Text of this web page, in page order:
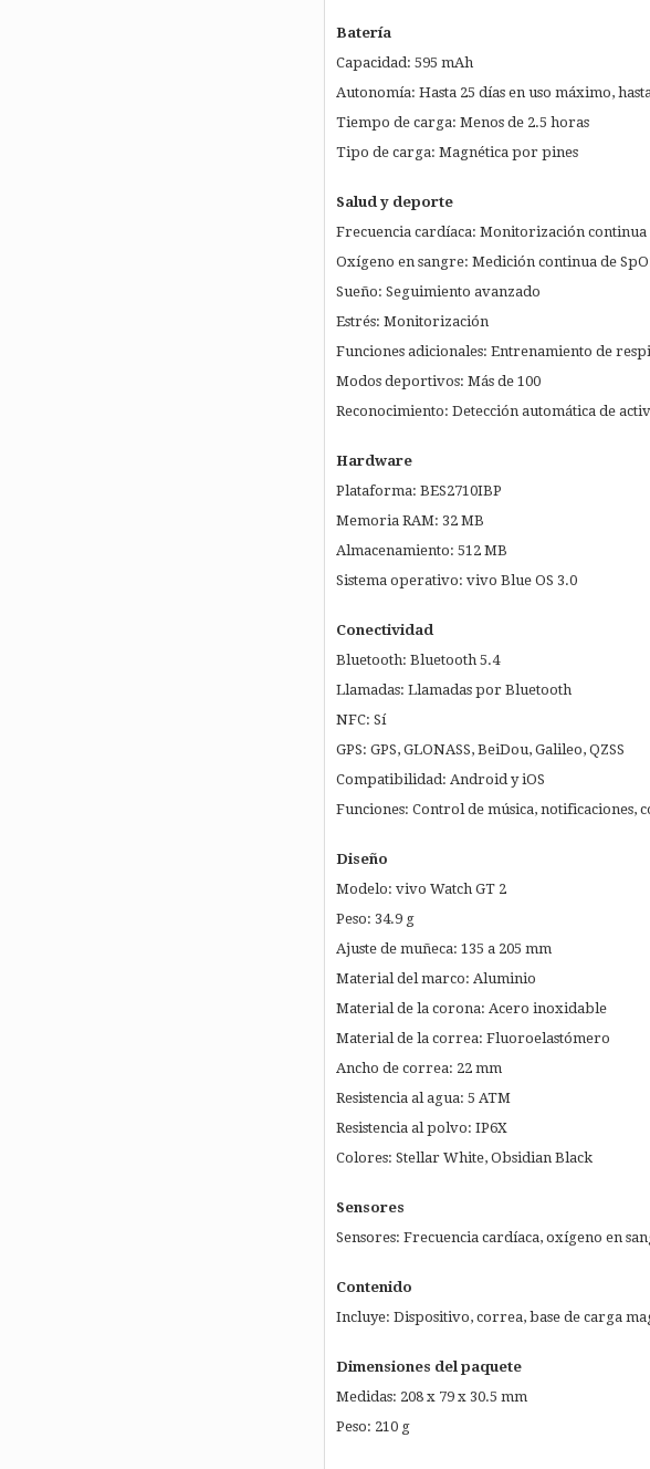
Batería
Capacidad: 595 mAh
Autonomía: Hasta 25 días en uso máximo,
Tiempo de carga: Menos de 2.5 horas
Tipo de carga: Magnética por pines
Salud y deporte
Frecuencia cardíaca: Monitorización continua
Oxígeno en sangre: Medición continua de
Sueño: Seguimiento avanzado
Estrés: Monitorización
Funciones adicionales: Entrenamiento de
Modos deportivos: Más de 100
Reconocimiento: Detección automática de
Hardware
Plataforma: BES2710IBP
Memoria RAM: 32 MB
Almacenamiento: 512 MB
Sistema operativo: vivo Blue OS 3.0
Conectividad
Bluetooth: Bluetooth 5.4
Llamadas: Llamadas por Bluetooth
NFC: Sí
GPS: GPS, GLONASS, BeiDou, Galileo, QZSS
Compatibilidad: Android y iOS
Funciones: Control de música, notificaciones,
Diseño
Modelo: vivo Watch GT 2
Peso: 34.9 g
Ajuste de muñeca: 135 a 205 mm
Material del marco: Aluminio
Material de la corona: Acero inoxidable
Material de la correa: Fluoroelastómero
Ancho de correa: 22 mm
Resistencia al agua: 5 ATM
Resistencia al polvo: IP6X
Colores: Stellar White, Obsidian Black
Sensores
Sensores: Frecuencia cardíaca, oxígeno en
Contenido
Incluye: Dispositivo, correa, base de carga
Dimensiones del paquete
Medidas: 208 x 79 x 30.5 mm
Peso: 210 g